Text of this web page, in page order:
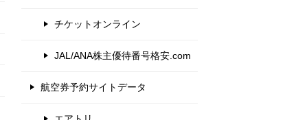
チケットオンライン
JAL/ANA株主優待番号格安.com
航空券予約サイトデータ